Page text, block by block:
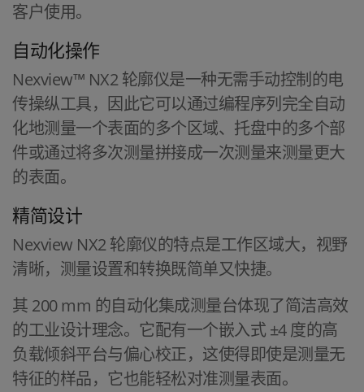
客户使用。
自动化操作
Nexview™ NX2 轮廓仪是一种无需手动控制的电
传操纵工具，因此它可以通过编程序列完全自动
化地测量一个表面的多个区域、托盘中的多个部
件或通过将多次测量拼接成一次测量来测量更大
的表面。
精简设计
Nexview NX2 轮廓仪的特点是工作区域大，视野
清晰，测量设置和转换既简单又快捷。
其 200 mm 的自动化集成测量台体现了简洁高效
的工业设计理念。它配有一个嵌入式 ±4 度的高
负载倾斜平台与偏心校正，这使得即使是测量无
特征的样品，它也能轻松对准测量表面。